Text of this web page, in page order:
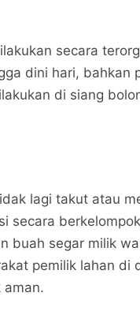
secara
dini hari, bahkan
di siang
lagi takut atau
secara
buah segar milik
pemilik lahan
aman.